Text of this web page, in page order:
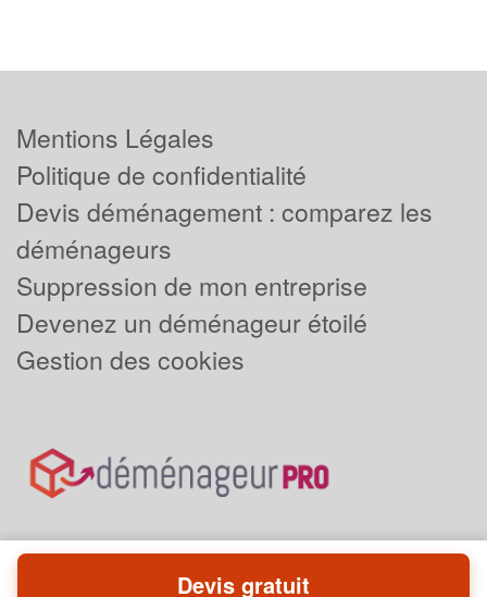
Mentions Légales
Politique de confidentialité
Devis déménagement : comparez les
déménageurs
Suppression de mon entreprise
Devenez un déménageur étoilé
Gestion des cookies
Devis gratuit